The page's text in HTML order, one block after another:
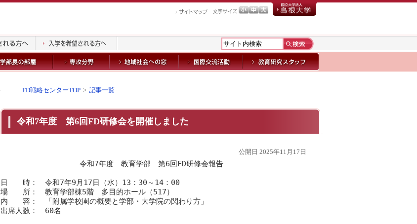
FD戦略センターTOP 記事一覧
令和7年度 第6回FD研修会を開催しました
公開日 2025年11月17日
令和7年度 教育学部 第6回FD研修会報告
日 時： 令和7年9月17日（水）13：30～14：00
場 所： 教育学部棟5階 多目的ホール（517）
内 容： 「附属学校園の概要と学部・大学院の関わり方」
出席人数： 60名